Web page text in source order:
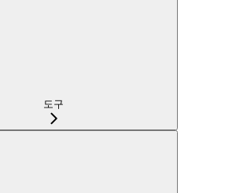
도구